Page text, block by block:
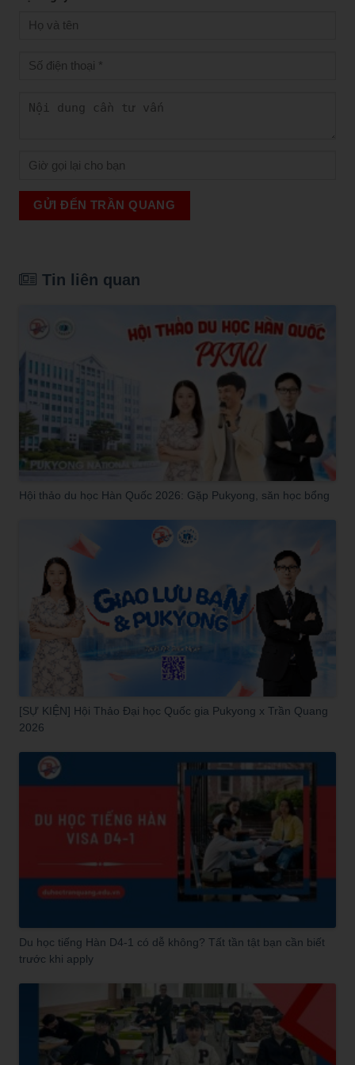
GỬI ĐẾN TRẦN QUANG
Tin liên quan
Hội thảo du học Hàn Quốc 2026: Gặp Pukyong, săn học bổng
[SỰ KIỆN] Hội Thảo Đại học Quốc gia Pukyong x Trần Quang
2026
Du học tiếng Hàn D4-1 có dễ không? Tất tần tật bạn cần biết
trước khi apply